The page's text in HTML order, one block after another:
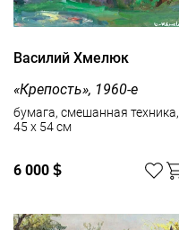
Василий Хмелюк
«Крепость», 1960-е
бумага, смешанная техника,
45 x 54 см
6 000 $